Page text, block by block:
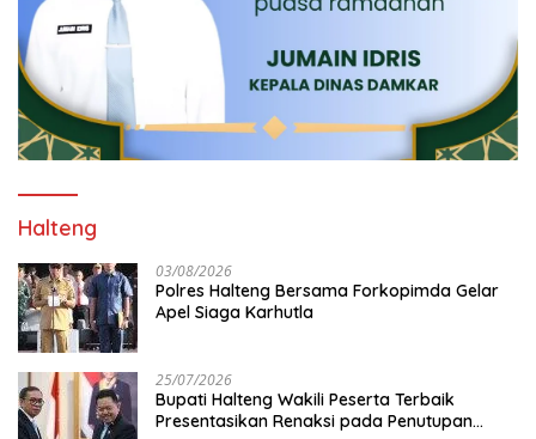
Halteng
03/08/2026
Polres Halteng Bersama Forkopimda Gelar
Apel Siaga Karhutla
25/07/2026
Bupati Halteng Wakili Peserta Terbaik
Presentasikan Renaksi pada Penutupan